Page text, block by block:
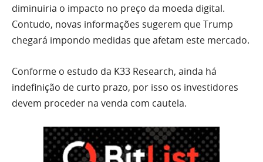
diminuiria o impacto no preço da moeda digital.
Contudo, novas informações sugerem que Trump
chegará impondo medidas que afetam este mercado.
Conforme o estudo da K33 Research, ainda há
indefinição de curto prazo, por isso os investidores
devem proceder na venda com cautela.